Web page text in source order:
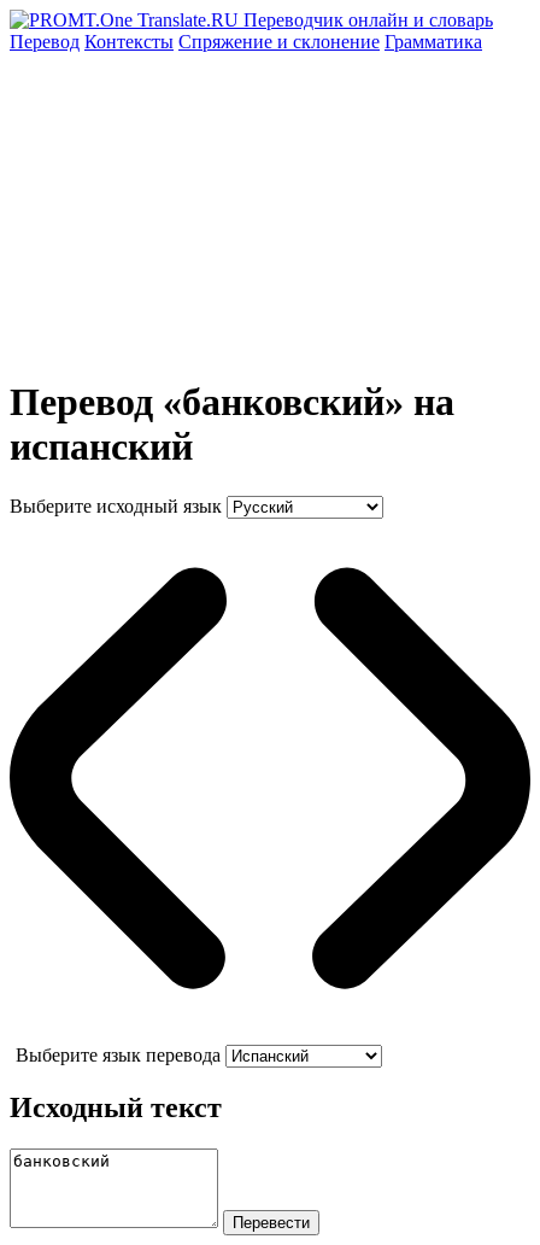
Перевод Контексты Спряжение и склонение Грамматика
Перевод «банковский» на
испанский
Выберите исходный язык
Выберите язык перевода
Исходный текст